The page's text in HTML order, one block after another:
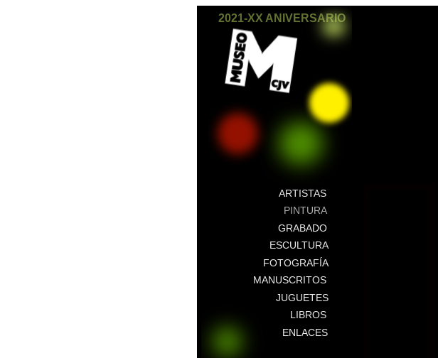
2021-XX ANIVERSARIO
ARTISTAS
PINTURA
GRABADO
ESCULTURA
FOTOGRAFÍA
MANUSCRITOS
JUGUETES
LIBROS
ENLACES